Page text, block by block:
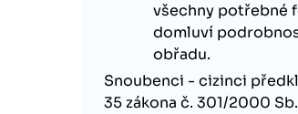
všechny potřebné
domluví
obřadu.
Snoubenci - cizinci
35 zákona č. 301/2000